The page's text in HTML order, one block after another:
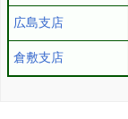
広島支店
倉敷支店